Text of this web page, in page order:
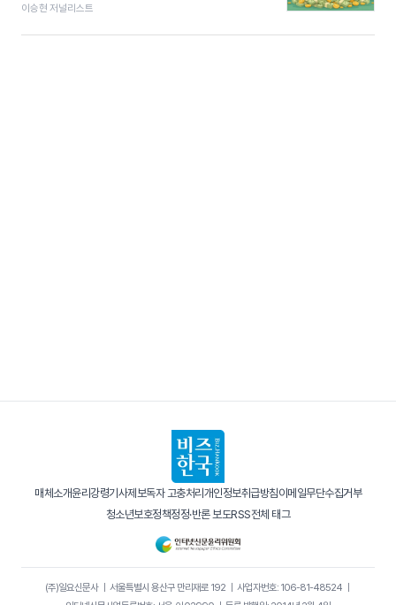
이승현 저널리스트
매체소개윤리강령기사제보독자 고충처리 개인정보취급방침이메일무단수집거부
청소년보호정책정정·반론 보도RSS전체 태그
(주)일요신문사｜ 서울특별시 용산구 만리재로 192｜ 사업자번호: 106-81-48524｜